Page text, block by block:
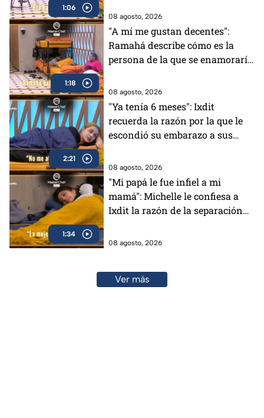
1:06
08 agosto, 2026
1:18
"A mí me gustan decentes":
Ramahá describe cómo es la
persona de la que se enamoraría
08 agosto, 2026
2:21
"Ya tenía 6 meses": Ixdit
recuerda la razón por la que le
escondió su embarazo a sus
(VIDEO)
08 agosto, 2026
1:34
"Mi papá le fue infiel a mi
mamá": Michelle le confiesa a
Ixdit la razón de la separación
24/7 (VIDEO)
08 agosto, 2026
Ver más